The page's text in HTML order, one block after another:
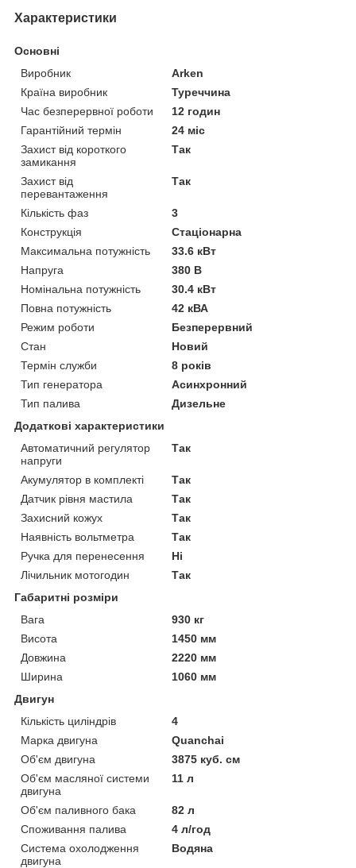
Характеристики
Основні
Виробник
Arken
Країна виробник
Туреччина
Час безперервної роботи
12 годин
Гарантійний термін
24 міс
Захист від короткого
замикання
Так
Захист від
перевантаження
Так
Кількість фаз
3
Конструкція
Стаціонарна
Максимальна потужність
33.6 кВт
Напруга
380 В
Номінальна потужність
30.4 кВт
Повна потужність
42 кВА
Режим роботи
Безперервний
Стан
Новий
Термін служби
8 років
Тип генератора
Асинхронний
Тип палива
Дизельне
Додаткові характеристики
Автоматичний регулятор
напруги
Так
Акумулятор в комплекті
Так
Датчик рівня мастила
Так
Захисний кожух
Так
Наявність вольтметра
Так
Ручка для перенесення
Ні
Лічильник мотогодин
Так
Габаритні розміри
Вага
930 кг
Висота
1450 мм
Довжина
2220 мм
Ширина
1060 мм
Двигун
Кількість циліндрів
4
Марка двигуна
Quanchai
Об'єм двигуна
3875 куб. см
Об'єм масляної системи
двигуна
11 л
Об'єм паливного бака
82 л
Споживання палива
4 л/год
Система охолодження
двигуна
Водяна